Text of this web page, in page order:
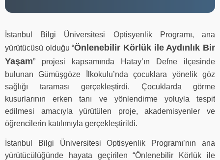
İstanbul Bilgi Üniversitesi Optisyenlik Programı, ana
yürütücüsü olduğu “Önlenebilir Körlük ile Aydınlık Bir
Yaşam” projesi kapsamında Hatay’ın Defne ilçesinde
bulunan Gümüşgöze İlkokulu’nda çocuklara yönelik göz
sağlığı taraması gerçekleştirdi. Çocuklarda görme
kusurlarının erken tanı ve yönlendirme yoluyla tespit
edilmesi amacıyla yürütülen proje, akademisyenler ve
öğrencilerin katılımıyla gerçekleştirildi.
İstanbul Bilgi Üniversitesi Optisyenlik Programı’nın ana
yürütücülüğünde hayata geçirilen “Önlenebilir Körlük ile